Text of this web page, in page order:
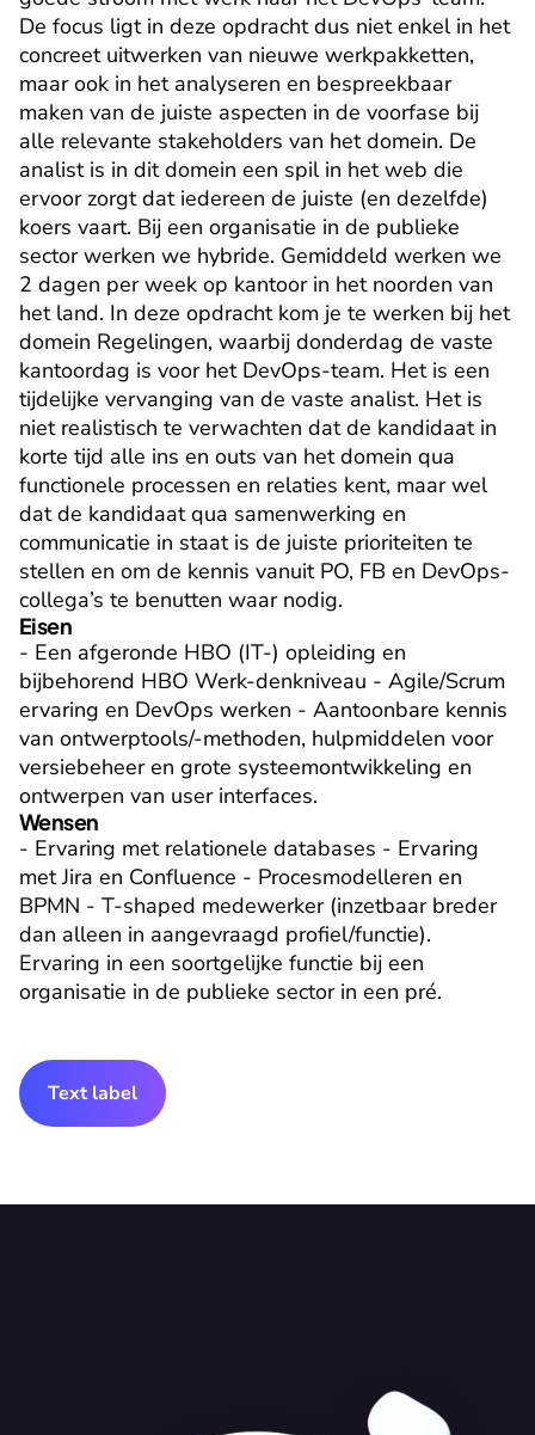
De focus ligt in deze opdracht dus niet enkel in het
concreet uitwerken van nieuwe werkpakketten,
maar ook in het analyseren en bespreekbaar
maken van de juiste aspecten in de voorfase bij
alle relevante stakeholders van het domein. De
analist is in dit domein een spil in het web die
ervoor zorgt dat iedereen de juiste (en dezelfde)
koers vaart. Bij een organisatie in de publieke
sector werken we hybride. Gemiddeld werken we
2 dagen per week op kantoor in het noorden van
het land. In deze opdracht kom je te werken bij het
domein Regelingen, waarbij donderdag de vaste
kantoordag is voor het DevOps-team. Het is een
tijdelijke vervanging van de vaste analist. Het is
niet realistisch te verwachten dat de kandidaat in
korte tijd alle ins en outs van het domein qua
functionele processen en relaties kent, maar wel
dat de kandidaat qua samenwerking en
communicatie in staat is de juiste prioriteiten te
stellen en om de kennis vanuit PO, FB en DevOps-
collega’s te benutten waar nodig.
Eisen
- Een afgeronde HBO (IT-) opleiding en
bijbehorend HBO Werk-denkniveau - Agile/Scrum
ervaring en DevOps werken - Aantoonbare kennis
van ontwerptools/-methoden, hulpmiddelen voor
versiebeheer en grote systeemontwikkeling en
ontwerpen van user interfaces.
Wensen
- Ervaring met relationele databases - Ervaring
met Jira en Confluence - Procesmodelleren en
BPMN - T-shaped medewerker (inzetbaar breder
dan alleen in aangevraagd profiel/functie).
Ervaring in een soortgelijke functie bij een
organisatie in de publieke sector in een pré.
Text label